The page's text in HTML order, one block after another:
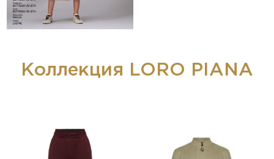
Коллекция LORO PIANA